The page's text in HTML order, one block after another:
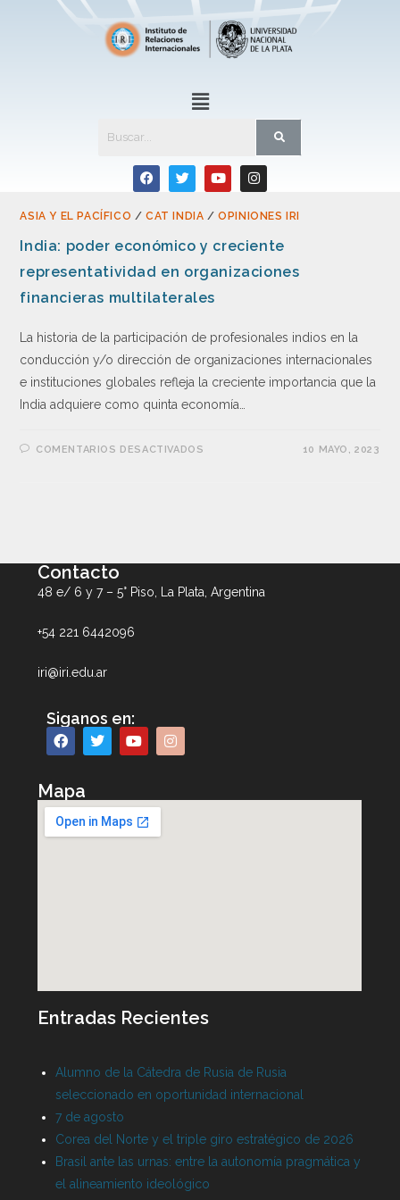
ASIA Y EL PACÍFICO /CAT INDIA /OPINIONES IRI
India: poder económico y creciente
representatividad en organizaciones
financieras multilaterales
La historia de la participación de profesionales indios en la
conducción y/o dirección de organizaciones internacionales
e instituciones globales refleja la creciente importancia que la
India adquiere como quinta economía…
COMENTARIOS DESACTIVADOS 10 MAYO, 2023
Contacto
48 e/ 6 y 7 – 5° Piso, La Plata, Argentina
+54 221 6442096
iri@iri.edu.ar
Siganos en:
Mapa
Entradas Recientes
Alumno de la Cátedra de Rusia de Rusia
seleccionado en oportunidad internacional
7 de agosto
Corea del Norte y el triple giro estratégico de 2026
Brasil ante las urnas: entre la autonomía pragmática y
el alineamiento ideológico